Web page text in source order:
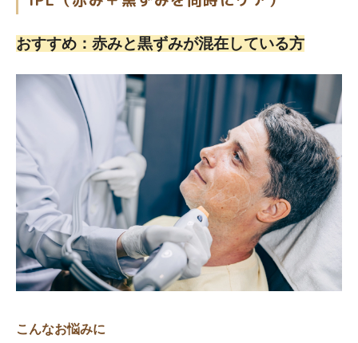
おすすめ：赤みと黒ずみが混在している方
こんなお悩みに